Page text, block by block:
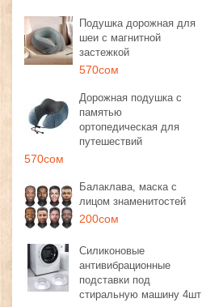
Подушка дорожная для
шеи с магнитной
застежкой
570сом
Дорожная подушка с
памятью
ортопедическая для
путешествий
570сом
Балаклава, маска с
лицом знаменитостей
200сом
Силиконовые
антивибрационные
подставки под
стиральную машину 4шт